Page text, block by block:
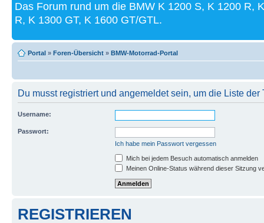
Das Forum rund um die BMW K 1200 S, K 1200 R,
R, K 1300 GT, K 1600 GT/GTL.
Portal » Foren-Übersicht » BMW-Motorrad-Portal
Du musst registriert und angemeldet sein, um die Liste
Username:
Passwort:
Ich habe mein Passwort vergessen
Mich bei jedem Besuch automatisch anmelden
Meinen Online-Status während dieser Sitzung
REGISTRIEREN